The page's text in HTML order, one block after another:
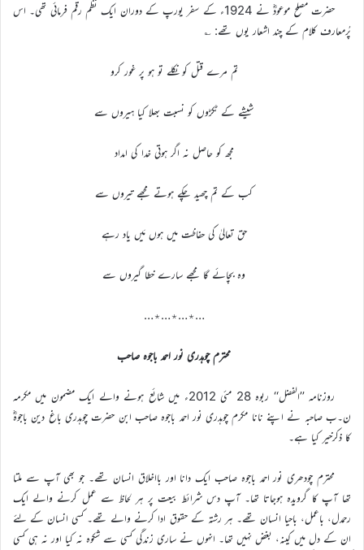
حضرت مصلح موعودؓ نے 1924ء کے سفر یورپ کے دوران ایک نظم رقم فرمائی تھی۔ اس
پُرمعارف کلام کے چند اشعار یوں تھے: ؎
تم مرے قتل کو نکلے تو ہو پر غور کرو
شیشے کے ٹکڑوں کو نسبت بھلا کیا ہیروں سے
مجھ کو حاصل نہ اگر ہوتی خدا کی امداد
کب کے تم چھید چکے ہوتے مجھے تیروں سے
حق تعالیٰ کی حفاظت میں ہوں مَیں یاد رہے
وہ بچائے گا مجھے سارے خطا گیروں سے
…٭…٭…٭…
محترم چوہدری نور احمد باجوہ صاحب
روزنامہ ’’الفضل‘‘ ربوہ 28 مئی 2012ء میں شائع ہونے والے ایک مضمون میں مکرمہ
ن۔ب صاحبہ نے اپنے نانا مکرم چوہدری نور احمد باجوہ صاحب ابن حضرت چوہدری باغ دین باجوہؓ
کا ذکرخیر کیا ہے۔
محترم چودھری نور احمد باجوہ صاحب ایک دانا اور بااخلاق انسان تھے۔ جو بھی آپ سے ملتا
تھا آپ کا گرویدہ ہوجاتا تھا۔ آپ دس شرائط بیعت پر ہر لحاظ سے عمل کرنے والے ایک
رحمدل، باعمل، باحیا انسان تھے۔ ہر رشتہ کے حقوق ادا کرنے والے تھے۔ کسی انسان کے لئے
ان کے دل میں کینہ، بغض نہیں تھا۔ انہوں نے ساری زندگی کسی سے شکوہ نہ کیا اور نہ ہی کسی